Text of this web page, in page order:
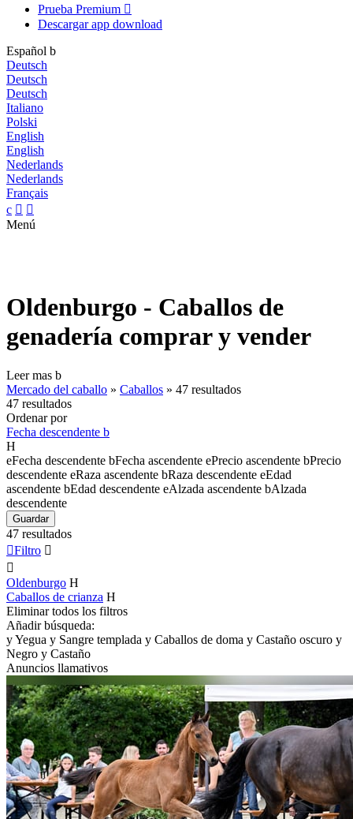
Prueba Premium 
Descargar app download
Español b
Deutsch
Deutsch
Deutsch
Italiano
Polski
English
English
Nederlands
Nederlands
Français
c  
Menú
Oldenburgo - Caballos de
genadería comprar y vender
Leer mas b
Mercado del caballo » Caballos » 47 resultados
47 resultados
Ordenar por
Fecha descendente b
H
eFecha descendente bFecha ascendente ePrecio ascendente bPrecio
descendente eRaza ascendente bRaza descendente eEdad
ascendente bEdad descendente eAlzada ascendente bAlzada
descendente
Guardar
47 resultados
Filtro 

Oldenburgo H
Caballos de crianza H
Eliminar todos los filtros
Añadir búsqueda:
yYegua y Sangre templada y Caballos de doma y Castaño oscuro y
Negro y Castaño
Anuncios llamativos